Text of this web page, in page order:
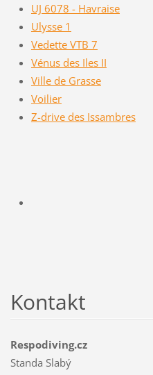
UJ 6078 - Havraise
Ulysse 1
Vedette VTB 7
Vénus des Iles II
Ville de Grasse
Voilier
Z-drive des Issambres
Kontakt
Respodiving.cz
Standa Slabý